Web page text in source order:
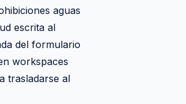
aguas
escrita al
del formulario
workspaces
trasladarse al